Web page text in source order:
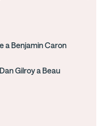
a Benjamin Caron
Gilroy a Beau